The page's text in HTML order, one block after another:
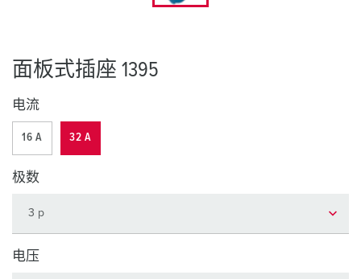
面板式插座 1395
电流
16 A 32 A
极数
电压